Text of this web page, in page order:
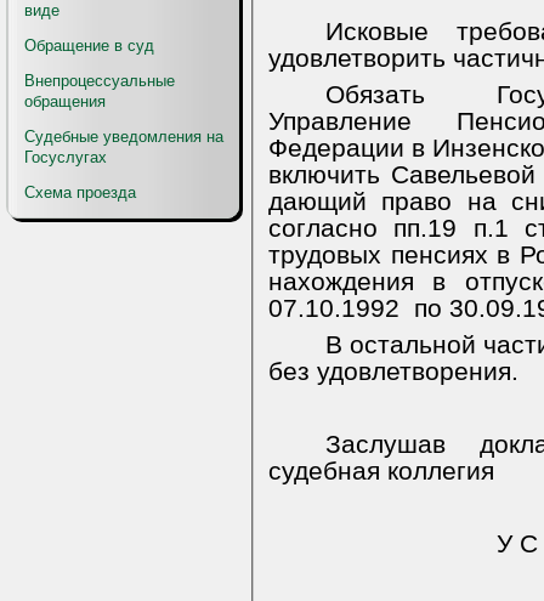
виде
Обращение в суд
Внепроцессуальные
обращения
Судебные уведомления на
Госуслугах
Схема проезда
Исковые
удовлетворить
Обязать
Управление
Федерации в
включить
дающий право на
согласно пп.19 п.1
трудовых пенсиях в
нахождения в
07.10.1992 по
В остальной
без удовлетворения.
Заслушав
судебная коллегия
У С